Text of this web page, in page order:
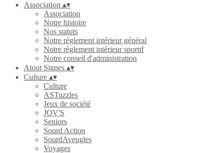
Association ▴▾
Association
Notre histoire
Nos statuts
Notre règlement intérieur général
Notre règlement intérieur sportif
Notre conseil d'administration
Atout Signes ▴▾
Culture ▴▾
Culture
ASTuzzles
Jeux de société
JOV'S
Seniors
Sourd Action
SourdAveugles
Voyages